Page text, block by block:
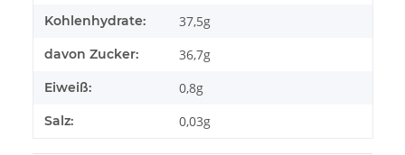
Kohlenhydrate: 37,5g
davon Zucker: 36,7g
Eiweiß: 0,8g
Salz: 0,03g